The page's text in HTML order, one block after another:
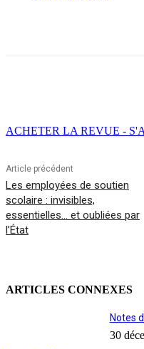
ACHETER LA REVUE -
Article précédent
Les employées de soutien
scolaire : invisibles,
essentielles… et oubliées par
l’État
ARTICLES CONNEXES
Notes
30